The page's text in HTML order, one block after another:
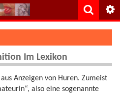
Im Lexikon
Anzeigen von Huren. Zumeist
also eine sogenannte